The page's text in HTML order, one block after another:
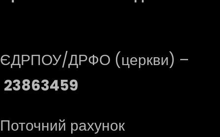
ЄДРПОУ/ДРФО (церкви) –
23863459
Поточний рахунок